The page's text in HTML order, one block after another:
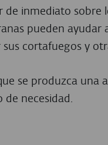
inmediato sobre
pueden ayudar
cortafuegos y
se produzca una
necesidad.